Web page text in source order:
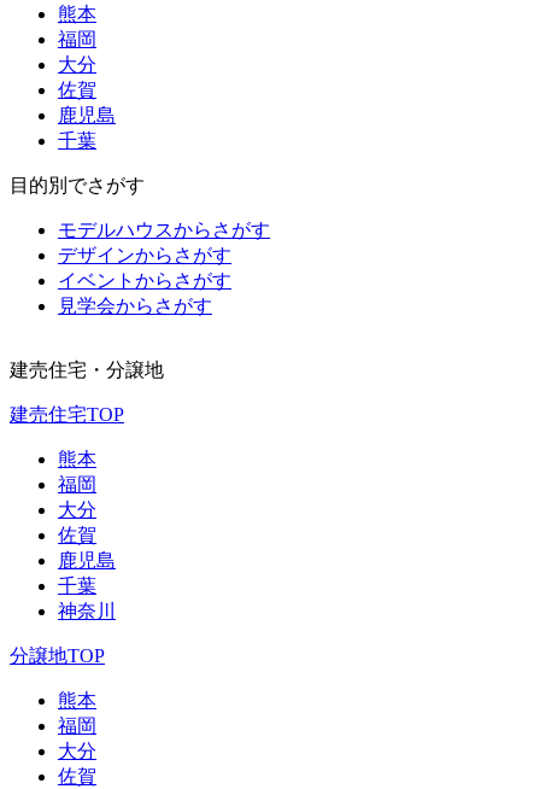
熊本
福岡
大分
佐賀
鹿児島
千葉
目的別でさがす
モデルハウスからさがす
デザインからさがす
イベントからさがす
見学会からさがす
建売住宅・分譲地
建売住宅TOP
熊本
福岡
大分
佐賀
鹿児島
千葉
神奈川
分譲地TOP
熊本
福岡
大分
佐賀